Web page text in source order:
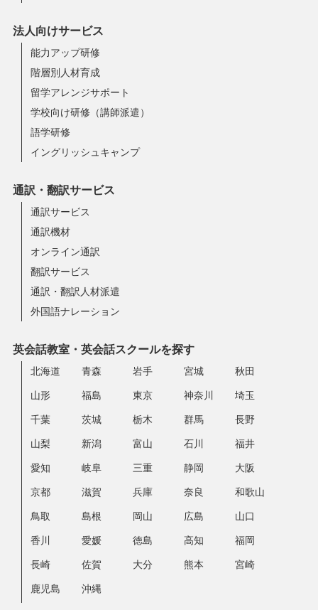
法人向けサービス
能力アップ研修
階層別人材育成
留学アレンジサポート
学校向け研修（講師派遣）
語学研修
イングリッシュキャンプ
通訳・翻訳サービス
通訳サービス
通訳機材
オンライン通訳
翻訳サービス
通訳・翻訳人材派遣
外国語ナレーション
英会話教室・英会話スクールを探す
北海道 青森 岩手 宮城 秋田
山形 福島 東京 神奈川 埼玉
千葉 茨城 栃木 群馬 長野
山梨 新潟 富山 石川 福井
愛知 岐阜 三重 静岡 大阪
京都 滋賀 兵庫 奈良 和歌山
鳥取 島根 岡山 広島 山口
香川 愛媛 徳島 高知 福岡
長崎 佐賀 大分 熊本 宮崎
鹿児島 沖縄